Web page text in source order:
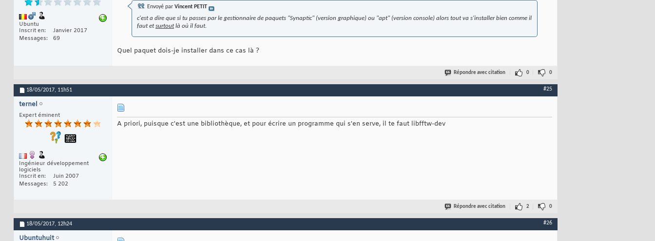
Ubuntu
Inscrit en
Janvier 2017
Messages
69
Envoyé par Vincent PETIT
c'est a dire que si tu passes par le gestionnaire de paquets "Synaptic" (version graphique) ou "apt" (version console) alors tout va s'installer bien comme il
faut etsurtoutlà où il faut.
Quel paquet dois-je installer dans ce cas là ?
Répondre avec citation 0 0
18/05/2017, 11h51 #25
ternel
Expert éminent
Ingénieur développement
logiciels
Inscrit en
Juin 2007
Messages
5 202
A priori, puisque c'est une bibliothèque, et pour écrire un programme qui s'en serve, il te faut libfftw-dev
Répondre avec citation 2 0
18/05/2017, 12h24 #26
Ubuntuhuit